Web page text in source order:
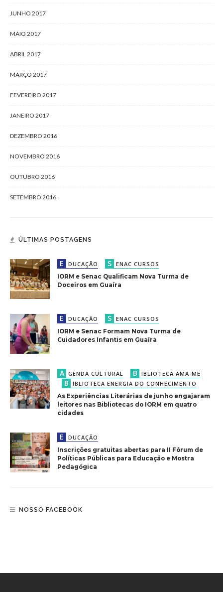
JUNHO 2017
MAIO 2017
ABRIL 2017
MARÇO 2017
FEVEREIRO 2017
JANEIRO 2017
DEZEMBRO 2016
NOVEMBRO 2016
OUTUBRO 2016
SETEMBRO 2016
ÚLTIMAS POSTAGENS
E DUCAÇÃO S ENAC CURSOS
IORM e Senac Qualificam Nova Turma de
Doceiros em Guaíra
E DUCAÇÃO S ENAC CURSOS
IORM e Senac Formam Nova Turma de
Cuidadores Infantis em Guaíra
A GENDA CULTURAL B IBLIOTECA AMA-ME
B IBLIOTECA ENERGIA DO CONHECIMENTO
As Experiências Literárias de junho engajaram
leitores nas Bibliotecas do IORM em quatro
cidades
E DUCAÇÃO
Inscrições gratuitas abertas para II Fórum de
Políticas Públicas para Educação e Mostra
Pedagógica
NOSSO FACEBOOK